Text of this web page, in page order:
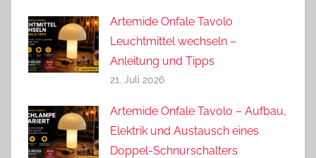
Artemide Onfale Tavolo
Leuchtmittel wechseln –
Anleitung und Tipps
21. Juli 2026
Artemide Onfale Tavolo – Aufbau,
Elektrik und Austausch eines
Doppel-Schnurschalters